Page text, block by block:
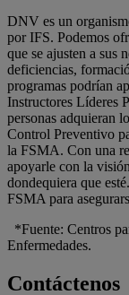
DNV es un
por IFS. Podemos
que se ajusten a sus
deficiencias,
programas podrían
Instructores Líderes
personas adquieran
Control Preventivo
la FSMA. Con una
apoyarle con la
dondequiera que
FSMA para
*Fuente: Centros
Enfermedades.
Contáctenos